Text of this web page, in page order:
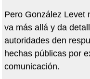
Pero González Levet
va más allá y da
autoridades den
hechas públicas por
comunicación.